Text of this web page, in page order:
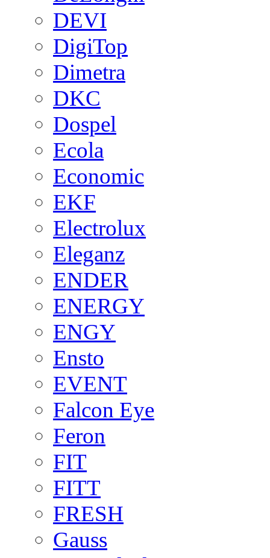
DEVI
DigiTop
Dimetra
DKC
Dospel
Ecola
Economic
EKF
Electrolux
Eleganz
ENDER
ENERGY
ENGY
Ensto
EVENT
Falcon Eye
Feron
FIT
FITT
FRESH
Gauss